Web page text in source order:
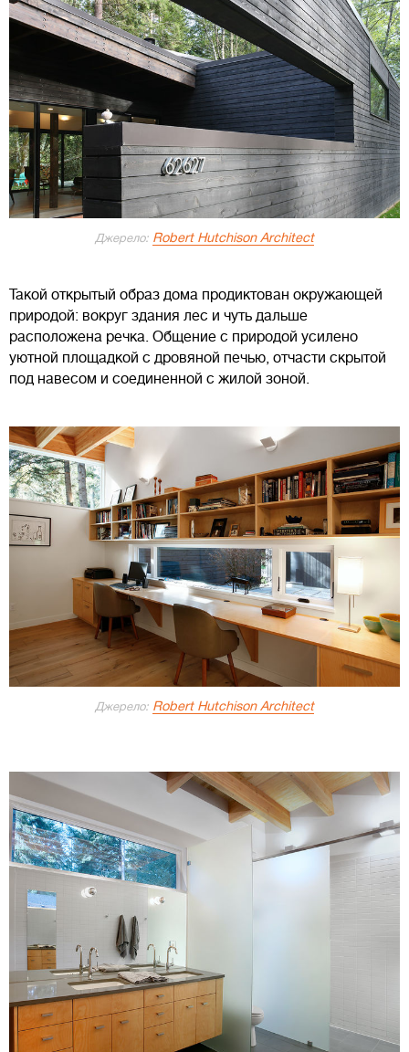
Джерело: Robert Hutchison Architect
Такой открытый образ дома продиктован окружающей
природой: вокруг здания лес и чуть дальше
расположена речка. Общение с природой усилено
уютной площадкой с дровяной печью, отчасти скрытой
под навесом и соединенной с жилой зоной.
Джерело: Robert Hutchison Architect